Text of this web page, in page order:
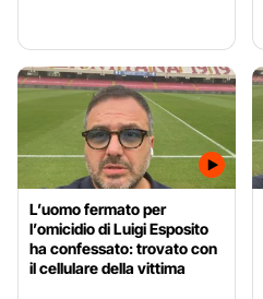
L’uomo fermato per
l’omicidio di Luigi Esposito
ha confessato: trovato con
il cellulare della vittima